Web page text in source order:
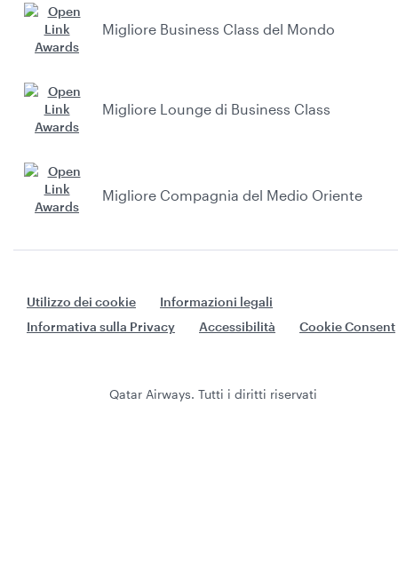
Migliore Business Class del Mondo
Migliore Lounge di Business Class
Migliore Compagnia del Medio Oriente
Utilizzo dei cookie
Informazioni legali
Informativa sulla Privacy
Accessibilità Cookie Consent
Qatar Airways. Tutti i diritti riservati